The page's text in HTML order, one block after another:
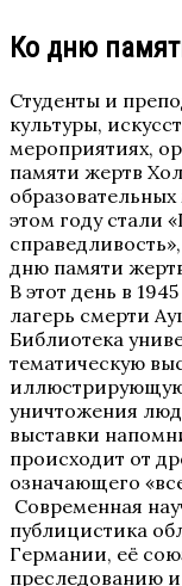
Ко дню
Студенты и
культуры,
мероприятиях,
памяти жертв
этом году стали
дню памяти
В этот день в
лагерь смерти
Библиотека
тематическую
уничтожения
выставки
происходит от
означающего
Современная
публицистика
Германии, её
преследованию